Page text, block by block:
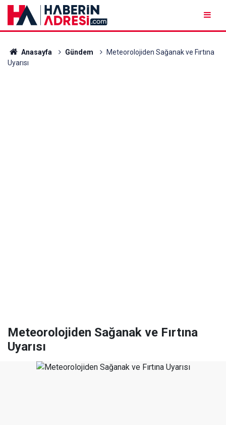
Anasayfa Gündem
Meteorolojiden Sağanak ve Fırtına
Uyarısı
Meteorolojiden Sağanak ve Fırtına
Uyarısı